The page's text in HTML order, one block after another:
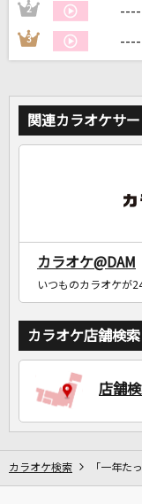
2 ----
3 ----
関連カラオケサ
カラオケ@DAM
いつものカラオケが
カラオケ店舗検索
店舗
カラオケ検索 「一年た